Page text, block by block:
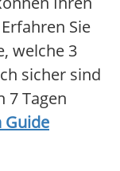
Sie
welche 3
sicher sind
7 Tagen
Guide